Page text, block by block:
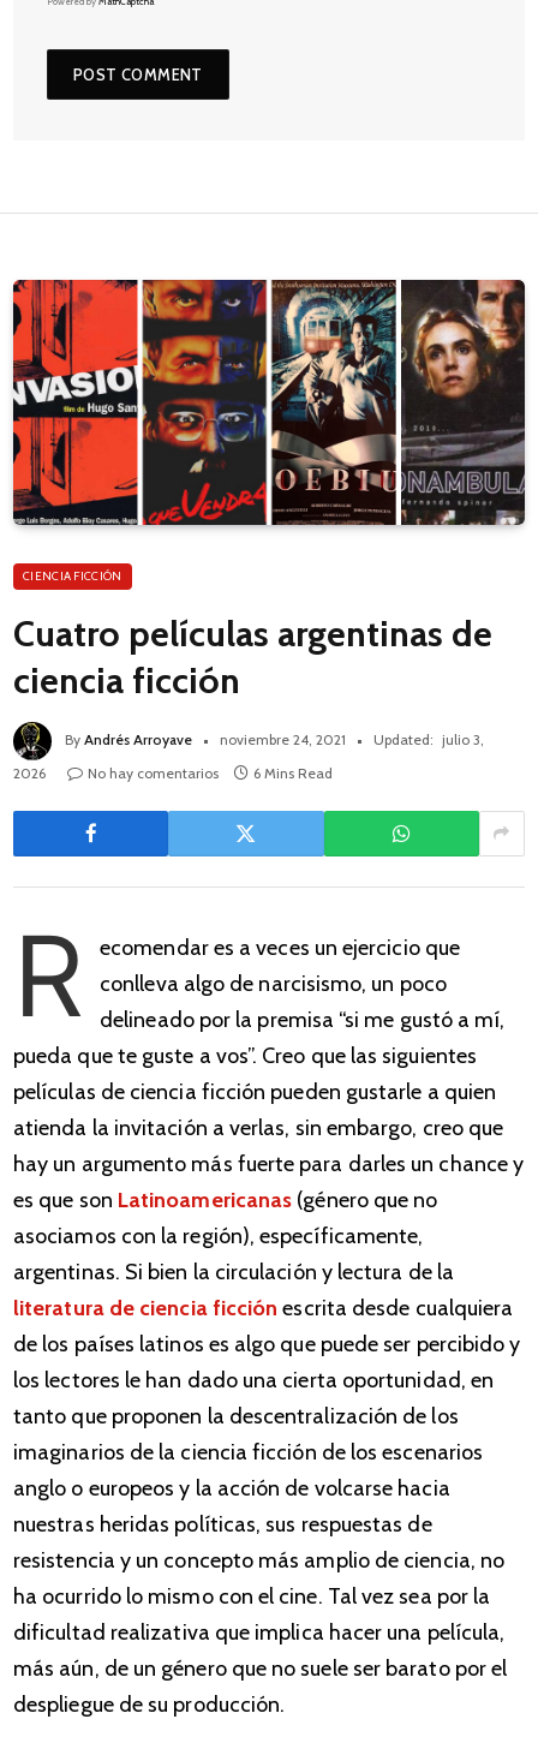
CIENCIA FICCIÓN
Cuatro películas argentinas de
ciencia ficción
By Andrés Arroyave noviembre 24, 2021 Updated: julio 3,
2026
No hay comentarios 6 Mins Read
R
ecomendar es a veces un ejercicio que
conlleva algo de narcisismo, un poco
delineado por la premisa “si me gustó a mí,
pueda que te guste a vos”. Creo que las siguientes
películas de ciencia ficción pueden gustarle a quien
atienda la invitación a verlas, sin embargo, creo que
hay un argumento más fuerte para darles un chance y
es que son Latinoamericanas (género que no
asociamos con la región), específicamente,
argentinas. Si bien la circulación y lectura de la
literatura de ciencia ficción escrita desde cualquiera
de los países latinos es algo que puede ser percibido y
los lectores le han dado una cierta oportunidad, en
tanto que proponen la descentralización de los
imaginarios de la ciencia ficción de los escenarios
anglo o europeos y la acción de volcarse hacia
nuestras heridas políticas, sus respuestas de
resistencia y un concepto más amplio de ciencia, no
ha ocurrido lo mismo con el cine. Tal vez sea por la
dificultad realizativa que implica hacer una película,
más aún, de un género que no suele ser barato por el
despliegue de su producción.